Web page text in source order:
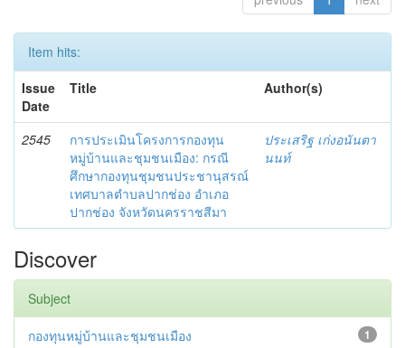
Item hits:
Issue
Date
Title Author(s)
2545
การประเมินโครงการกองทุน
หมู่บ้านและชุมชนเมือง: กรณี
ศึกษากองทุนชุมชนประชานุสรณ์
เทศบาลตำบลปากช่อง อำเภอ
ปากช่อง จังหวัดนครราชสีมา
ประเสริฐ เก่งอนันตา
นนท์
Discover
Subject
1
กองทุนหมู่บ้านและชุมชนเมือง